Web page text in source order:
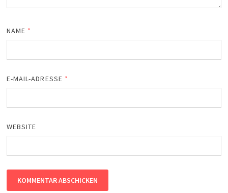
NAME *
E-MAIL-ADRESSE *
WEBSITE